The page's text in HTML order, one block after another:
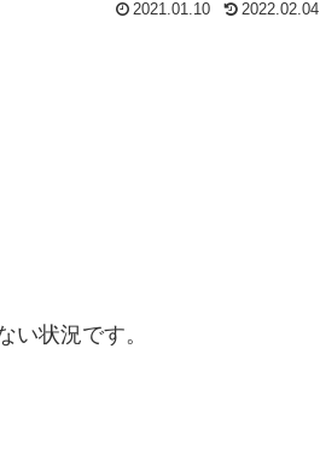
2021.01.10 2022.02.04
い状況です。